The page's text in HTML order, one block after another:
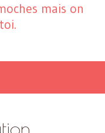
mais on